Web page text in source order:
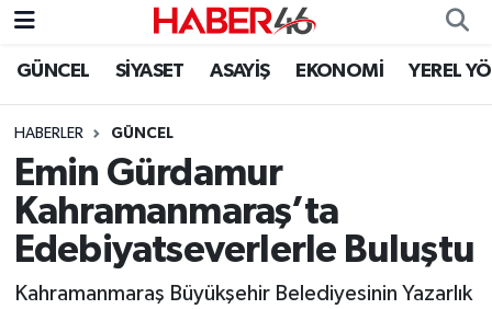
GÜNCEL SİYASET ASAYİŞ EKONOMİ YEREL
HABERLER GÜNCEL
Emin Gürdamur
Kahramanmaraş’ta
Edebiyatseverlerle Buluştu
Kahramanmaraş Büyükşehir Belediyesinin Yazarlık
GÜNCEL
SİYASET
EKONOMİ
SPOR
Nöbetçi Eczaneler
Hava Durumu
Kahramanmaraş Namaz Vakitleri
Trafik Durumu